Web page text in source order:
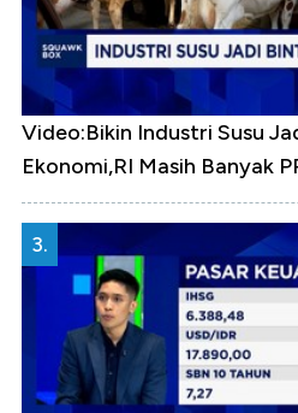
Video:Bikin Industri Susu
Ekonomi,RI Masih Banyak
3.